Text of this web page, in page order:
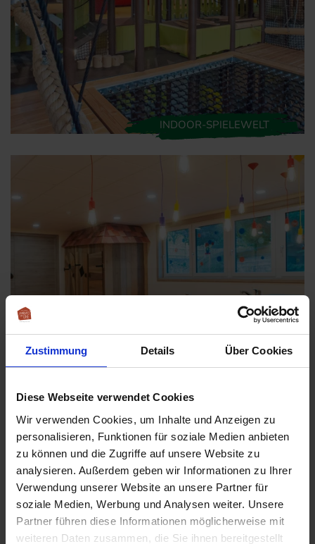
Zustimmung Details Über Cookies
Diese Webseite verwendet Cookies
Wir verwenden Cookies, um Inhalte und Anzeigen zu
personalisieren, Funktionen für soziale Medien anbieten
zu können und die Zugriffe auf unsere Website zu
analysieren. Außerdem geben wir Informationen zu Ihrer
Verwendung unserer Website an unsere Partner für
soziale Medien, Werbung und Analysen weiter. Unsere
Partner führen diese Informationen möglicherweise mit
weiteren Daten zusammen, die Sie ihnen bereitgestellt
INDOOR-SPIELEWELT
HAPPYCLUB